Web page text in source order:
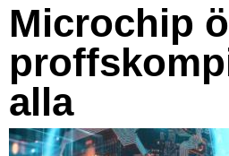
Microchip
alla